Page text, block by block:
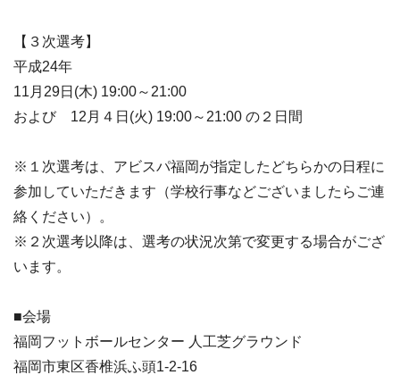
【３次選考】
平成24年
11月29日(木) 19:00～21:00
および 12月４日(火) 19:00～21:00 の２日間
※１次選考は、アビスパ福岡が指定したどちらかの日程に
参加していただきます（学校行事などございましたらご連
絡ください）。
※２次選考以降は、選考の状況次第で変更する場合がござ
います。
■会場
福岡フットボールセンター 人工芝グラウンド
福岡市東区香椎浜ふ頭1-2-16